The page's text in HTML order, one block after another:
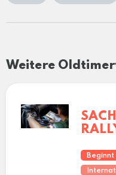
Weitere
Beginnt